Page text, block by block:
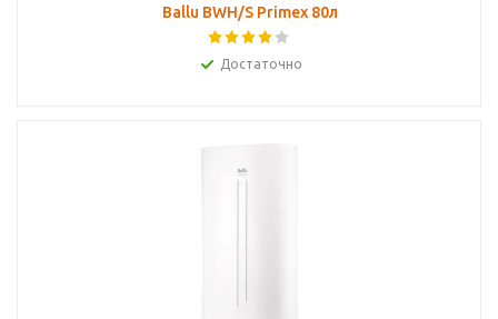
Ballu BWH/S Primex 80л
Достаточно